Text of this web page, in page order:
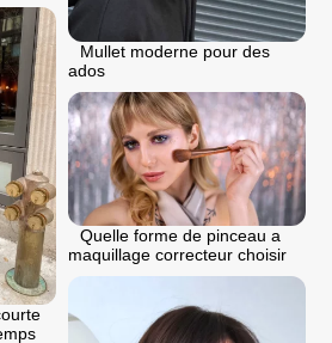
Mullet moderne pour des
ados
Quelle forme de pinceau a
maquillage correcteur choisir